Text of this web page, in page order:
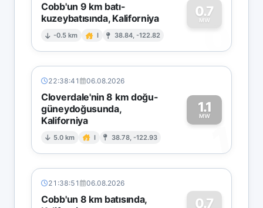
Cobb'un 9 km batı-
kuzeybatısında, Kaliforniya
-0.5 km I 38.84, -122.82
0.7
MW
0
22:38:41 06.08.2026
Cloverdale'nin 8 km doğu-
güneydoğusunda,
Kaliforniya
5.0 km I 38.78, -122.93
1.1
MW
1
21:38:51 06.08.2026
Cobb'un 8 km batısında,
0.7